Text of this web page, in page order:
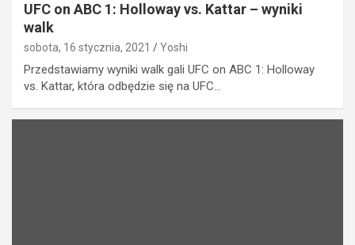
UFC on ABC 1: Holloway vs. Kattar – wyniki
walk
sobota, 16 stycznia, 2021 Yoshi
Przedstawiamy wyniki walk gali UFC on ABC 1: Holloway
vs. Kattar, która odbędzie się na UFC…